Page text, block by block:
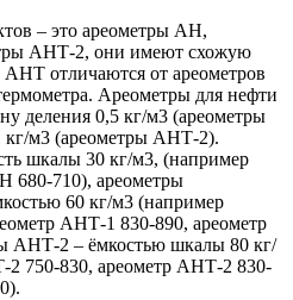
– это ареометры АН,
АНТ-2, они имеют схожую
отличаются от ареометров
Ареометры для нефти
деления 0,5 кг/м3 (ареометры
м3 (ареометры АНТ-2).
шкалы 30 кг/м3, (например
680-710), ареометры
60 кг/м3 (например
АНТ-1 830-890, ареометр
АНТ-2 – ёмкостью шкалы 80 кг/
750-830, ареометр АНТ-2 830-